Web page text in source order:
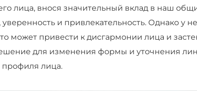
лица, внося значительный вклад в наш
и привлекательность. Однако у
может привести к дисгармонии лица и
для изменения формы и уточнения
профиля лица.